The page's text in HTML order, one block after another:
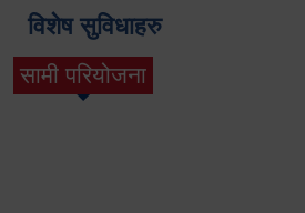
विशेष सुविधाहरु
सामी परियोजना
(active tab)